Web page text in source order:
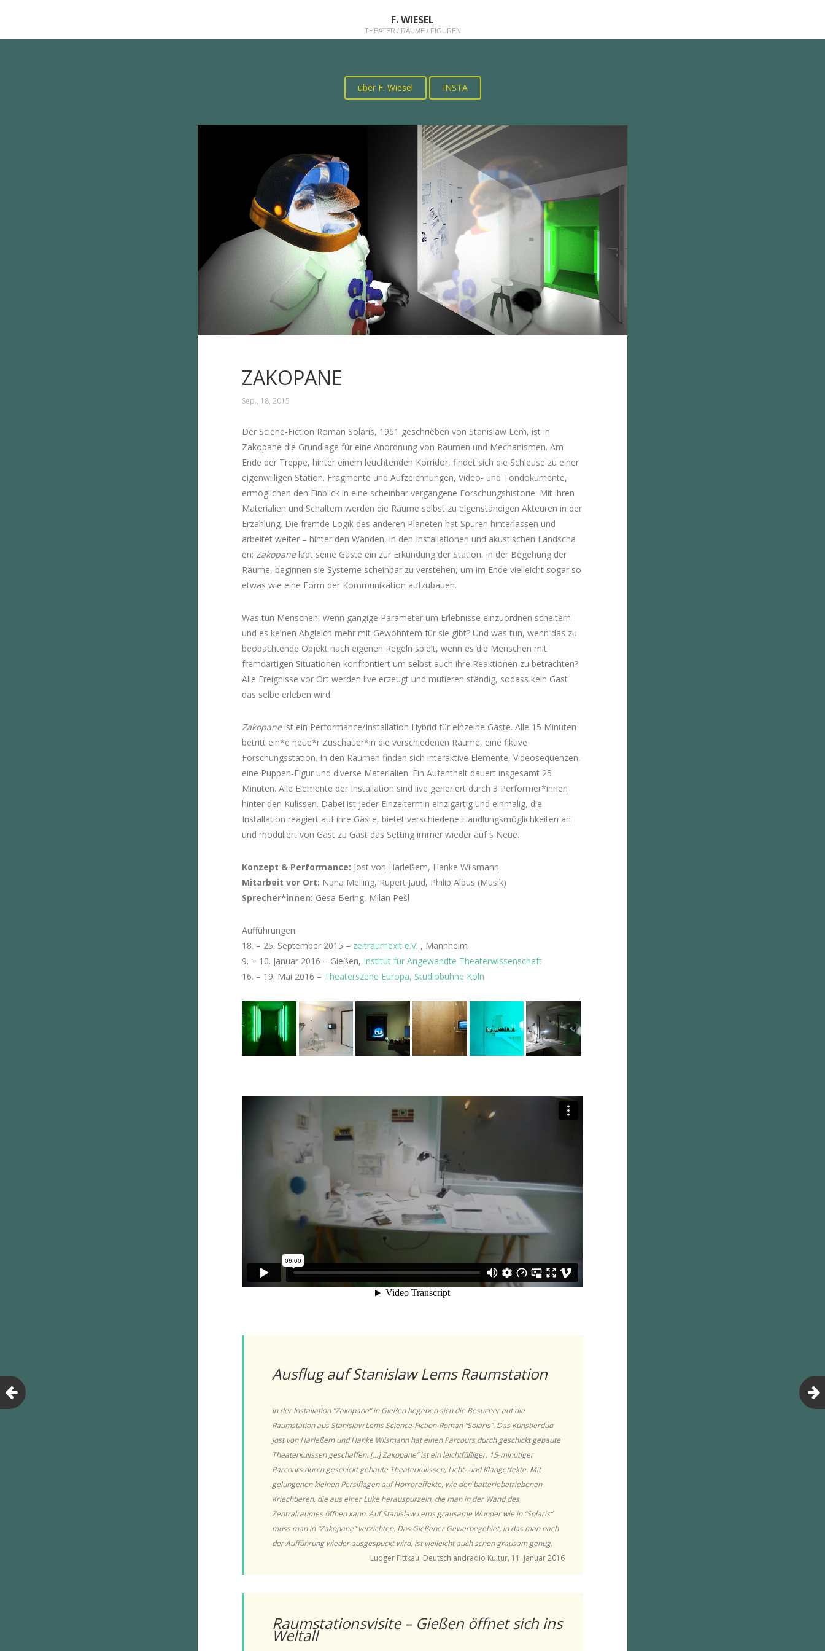
F. WIESEL
THEATER / RÄUME / FIGUREN
über F. Wiesel INSTA
ZAKOPANE
Sep., 18, 2015
Der Sciene-Fiction Roman Solaris, 1961 geschrieben von Stanislaw Lem, ist in
Zakopane die Grundlage für eine Anordnung von Räumen und Mechanismen. Am
Ende der Treppe, hinter einem leuchtenden Korridor, findet sich die Schleuse zu einer
eigenwilligen Station. Fragmente und Aufzeichnungen, Video- und Tondokumente,
ermöglichen den Einblick in eine scheinbar vergangene Forschungshistorie. Mit ihren
Materialien und Schaltern werden die Räume selbst zu eigenständigen Akteuren in der
Erzählung. Die fremde Logik des anderen Planeten hat Spuren hinterlassen und
arbeitet weiter – hinter den Wänden, in den Installationen und akustischen Landscha
en; Zakopanelädt seine Gäste ein zur Erkundung der Station. In der Begehung der
Räume, beginnen sie Systeme scheinbar zu verstehen, um im Ende vielleicht sogar so
etwas wie eine Form der Kommunikation aufzubauen.
Was tun Menschen, wenn gängige Parameter um Erlebnisse einzuordnen scheitern
und es keinen Abgleich mehr mit Gewohntem für sie gibt? Und was tun, wenn das zu
beobachtende Objekt nach eigenen Regeln spielt, wenn es die Menschen mit
fremdartigen Situationen konfrontiert um selbst auch ihre Reaktionen zu betrachten?
Alle Ereignisse vor Ort werden live erzeugt und mutieren ständig, sodass kein Gast
das selbe erleben wird.
Zakopaneist ein Performance/Installation Hybrid für einzelne Gäste. Alle 15 Minuten
betritt ein*e neue*r Zuschauer*in die verschiedenen Räume, eine fiktive
Forschungsstation. In den Räumen finden sich interaktive Elemente, Videosequenzen,
eine Puppen-Figur und diverse Materialien. Ein Aufenthalt dauert insgesamt 25
Minuten. Alle Elemente der Installation sind live generiert durch 3 Performer*innen
hinter den Kulissen. Dabei ist jeder Einzeltermin einzigartig und einmalig, die
Installation reagiert auf ihre Gäste, bietet verschiedene Handlungsmöglichkeiten an
und moduliert von Gast zu Gast das Setting immer wieder auf s Neue.
Konzept & Performance: Jost von Harleßem, Hanke Wilsmann
Mitarbeit vor Ort: Nana Melling, Rupert Jaud, Philip Albus (Musik)
Sprecher*innen: Gesa Bering, Milan Pešl
Aufführungen:
18. – 25. September 2015 – zeitraumexit e.V. , Mannheim
9. + 10. Januar 2016 – Gießen, Institut für Angewandte Theaterwissenschaft
16. – 19. Mai 2016 – Theaterszene Europa, Studiobühne Köln
Ausflug auf Stanislaw Lems Raumstation
In der Installation “Zakopane” in Gießen begeben sich die Besucher auf die
Raumstation aus Stanislaw Lems Science-Fiction-Roman “Solaris”. Das Künstlerduo
Jost von Harleßem und Hanke Wilsmann hat einen Parcours durch geschickt gebaute
Theaterkulissen geschaffen. […] Zakopane” ist ein leichtfüßiger, 15-minütiger
Parcours durch geschickt gebaute Theaterkulissen, Licht- und Klangeffekte. Mit
gelungenen kleinen Persiflagen auf Horroreffekte, wie den batteriebetriebenen
Kriechtieren, die aus einer Luke herauspurzeln, die man in der Wand des
Zentralraumes öffnen kann. Auf Stanislaw Lems grausame Wunder wie in “Solaris”
muss man in “Zakopane” verzichten. Das Gießener Gewerbegebiet, in das man nach
der Aufführung wieder ausgespuckt wird, ist vielleicht auch schon grausam genug.
Ludger Fittkau, Deutschlandradio Kultur, 11. Januar 2016
Raumstationsvisite – Gießen öffnet sich ins
Weltall